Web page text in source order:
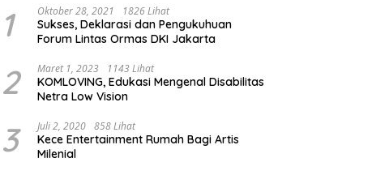
1 Oktober 28, 2021 1826 Lihat
Sukses, Deklarasi dan Pengukuhuan
Forum Lintas Ormas DKI Jakarta
2 Maret 1, 2023 1143 Lihat
KOMLOVING, Edukasi Mengenal Disabilitas
Netra Low Vision
3 Juli 2, 2020 858 Lihat
Kece Entertainment Rumah Bagi Artis
Milenial